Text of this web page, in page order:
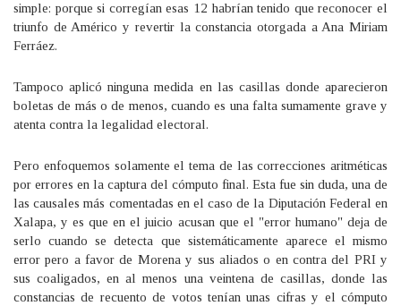
simple: porque si corregían esas 12 habrían tenido que reconocer el
triunfo de Américo y revertir la constancia otorgada a Ana Miriam
Ferráez.
Tampoco aplicó ninguna medida en las casillas donde aparecieron
boletas de más o de menos, cuando es una falta sumamente grave y
atenta contra la legalidad electoral.
Pero enfoquemos solamente el tema de las correcciones aritméticas
por errores en la captura del cómputo final. Esta fue sin duda, una de
las causales más comentadas en el caso de la Diputación Federal en
Xalapa, y es que en el juicio acusan que el "error humano" deja de
serlo cuando se detecta que sistemáticamente aparece el mismo
error pero a favor de Morena y sus aliados o en contra del PRI y
sus coaligados, en al menos una veintena de casillas, donde las
constancias de recuento de votos tenían unas cifras y el cómputo